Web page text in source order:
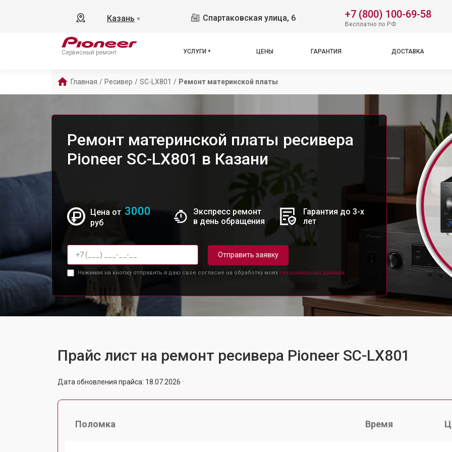
Казань ▼ Спартаковская улица, 6 +7 (800) 100-69-58
Бесплатно по РФ
Сервисный ремонт УСЛУГИ ЦЕНЫ ГАРАНТИЯ ДОСТАВКА
Главная / Ресивер / SC-LX801 / Ремонт материнской платы
Ремонт материнской платы ресивера
Pioneer SC-LX801 в Казани
Цена от 3000
руб
Экспресс ремонт
в день обращения
Гарантия до 3-х
лет
Отправить заявку
Нажимая на кнопку отправить я даю свое согласие на обработку моих персональных данных.
Прайс лист на ремонт ресивера Pioneer SC-LX801
Дата обновления прайса: 18.07.2026
Поломка Время